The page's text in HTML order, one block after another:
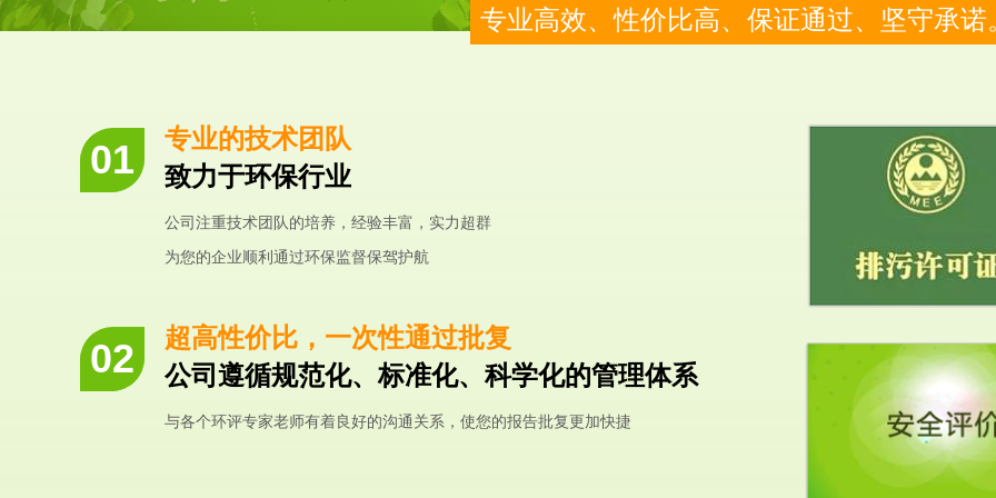
专业高效、性价比高、保证通过、坚守承诺
专业的技术团队
致力于环保行业
公司注重技术团队的培养，经验丰富，实力超群
为您的企业顺利通过环保监督保驾护航
超高性价比，一次性通过批复
公司遵循规范化、标准化、科学化的管理体系
与各个环评专家老师有着良好的沟通关系，使您的报告批复更加快捷